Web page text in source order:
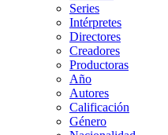
Series
Intérpretes
Directores
Creadores
Productoras
Año
Autores
Calificación
Género